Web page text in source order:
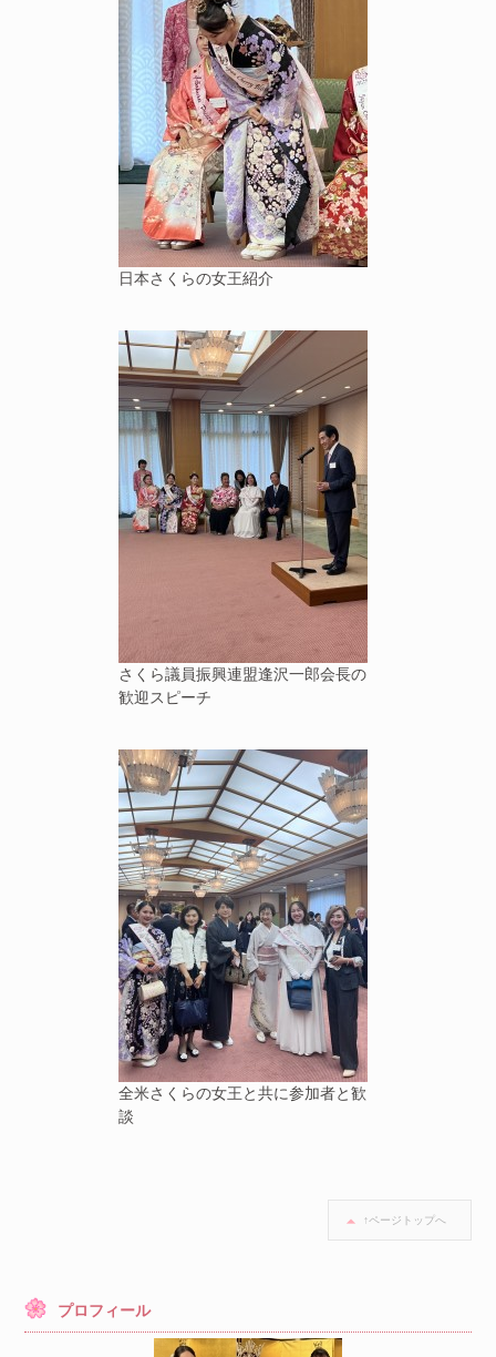
日本さくらの女王紹介
さくら議員振興連盟逢沢一郎会長の
歓迎スピーチ
全米さくらの女王と共に参加者と歓
談
↑ページトップへ
プロフィール